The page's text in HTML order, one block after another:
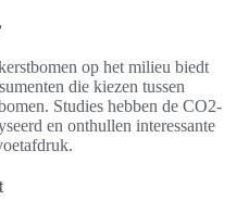
op het milieu biedt
die kiezen tussen
Studies hebben de CO2-
en onthullen interessante